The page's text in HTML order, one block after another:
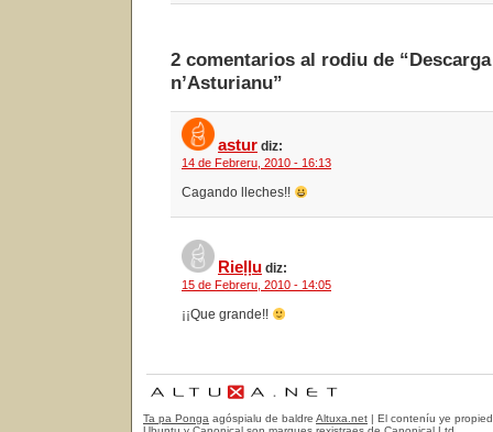
2 comentarios al rodiu de
n’Asturianu”
astur diz:
14 de Febreru, 2010 - 16:13
Cagando lleches!!
Rieḷḷu diz:
15 de Febreru, 2010 - 14:05
¡¡Que grande!!
Ta pa Ponga agóspialu de baldre Altuxa.net | El conteníu ye